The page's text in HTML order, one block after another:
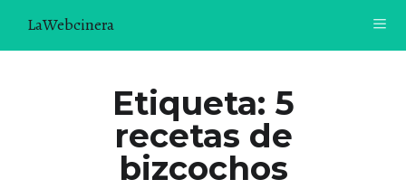
LaWebcinera
VIDEORECETAS
Etiqueta: 5
recetas de
bizcochos